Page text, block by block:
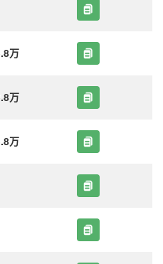
万
万
万